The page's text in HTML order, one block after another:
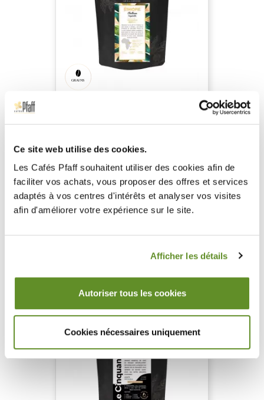
Ce site web utilise des cookies.
Les Cafés Pfaff souhaitent utiliser des cookies afin de
faciliter vos achats, vous proposer des offres et services
adaptés à vos centres d'intérêts et analyser vos visites
afin d'améliorer votre expérience sur le site.
Afficher les détails
Autoriser tous les cookies
Cookies nécessaires uniquement
Famille aromatique : les
Floraux
Famille aromatique : les Fruités
12,80 €/ 250G
soit 0,43 € l'expresso
AJOUTER AU PANIER